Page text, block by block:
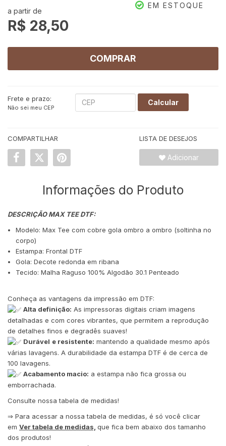
G2
a partir de
R$ 28,50
EM ESTOQUE
COMPRAR
Frete e prazo:
Não sei meu CEP
Calcular
COMPARTILHAR LISTA DE DESEJOS
Adicionar
Informações do Produto
DESCRIÇÃO MAX TEE DTF:
Modelo: Max Tee com cobre gola ombro a ombro (soltinha no
corpo)
Estampa: Frontal DTF
Gola: Decote redonda em ribana
Tecido: Malha Raguso 100% Algodão 30.1 Penteado
Conheça as vantagens da impressão em DTF:
Alta definição: As impressoras digitais criam imagens
detalhadas e com cores vibrantes, que permitem a reprodução
de detalhes finos e degradês suaves!
Durável e resistente: mantendo a qualidade mesmo após
várias lavagens. A durabilidade da estampa DTF é de cerca de
100 lavagens.
Acabamento macio: a estampa não fica grossa ou
emborrachada.
Consulte nossa tabela de medidas!
⇒ Para acessar a nossa tabela de medidas, é só você clicar
em Ver tabela de medidas, que fica bem abaixo dos tamanho
dos produtos!